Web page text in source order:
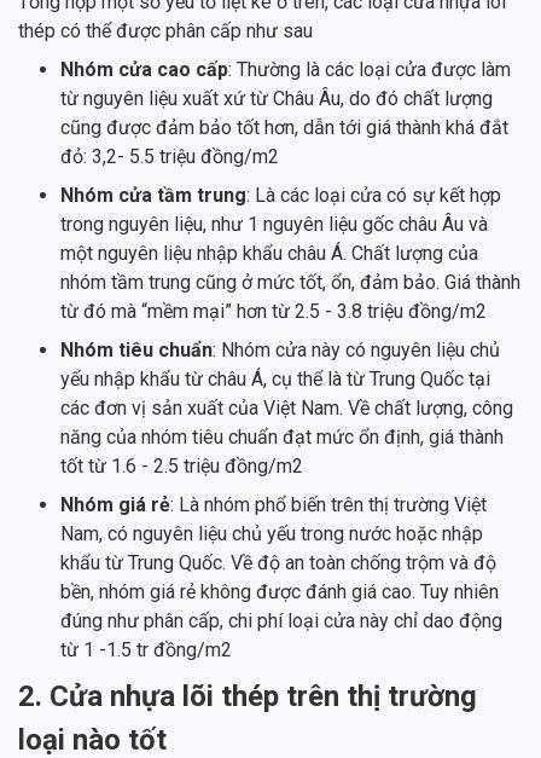
thép có thể được phân cấp như sau
Nhóm cửa cao cấp: Thường là các loại cửa được làm
từ nguyên liệu xuất xứ từ Châu Âu, do đó chất lượng
cũng được đảm bảo tốt hơn, dẫn tới giá thành khá đắt
đỏ: 3,2- 5.5 triệu đồng/m2
Nhóm cửa tầm trung: Là các loại cửa có sự kết hợp
trong nguyên liệu, như 1 nguyên liệu gốc châu Âu và
một nguyên liệu nhập khẩu châu Á. Chất lượng của
nhóm tầm trung cũng ở mức tốt, ổn, đảm bảo. Giá thành
từ đó mà “mềm mại” hơn từ 2.5 - 3.8 triệu đồng/m2
Nhóm tiêu chuẩn: Nhóm cửa này có nguyên liệu chủ
yếu nhập khẩu từ châu Á, cụ thể là từ Trung Quốc tại
các đơn vị sản xuất của Việt Nam. Về chất lượng, công
năng của nhóm tiêu chuẩn đạt mức ổn định, giá thành
tốt từ 1.6 - 2.5 triệu đồng/m2
Nhóm giá rẻ: Là nhóm phổ biến trên thị trường Việt
Nam, có nguyên liệu chủ yếu trong nước hoặc nhập
khẩu từ Trung Quốc. Về độ an toàn chống trộm và độ
bền, nhóm giá rẻ không được đánh giá cao. Tuy nhiên
đúng như phân cấp, chi phí loại cửa này chỉ dao động
từ 1 -1.5 tr đồng/m2
2. Cửa nhựa lõi thép trên thị trường
loại nào tốt